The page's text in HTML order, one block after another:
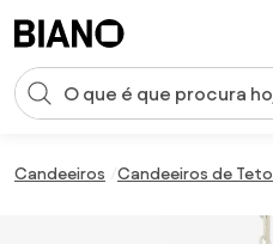
Entrada de pesquisa
Candeeiros Candeeiros de Teto